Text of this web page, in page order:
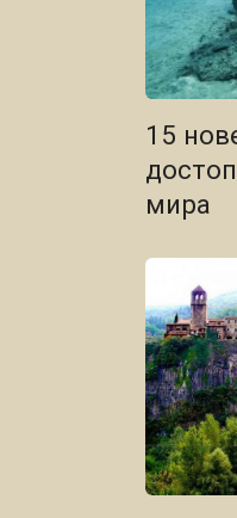
15
мира